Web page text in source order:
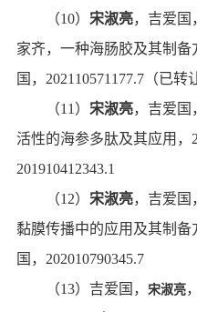
（10） 宋淑亮， 吉爱国
家齐， 一种海肠胶及其制备
国， 202110571177.7（已转
（11 ） 宋淑亮， 吉爱国
活性的海参多肽及其应用 ，
201910412343.1
（12） 宋淑亮， 吉爱国
黏膜传播中的应用及其制备
国， 202010790345.7
（13） 吉爱国， 宋淑亮，